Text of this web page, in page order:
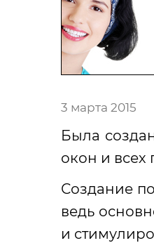
3 марта 2015
Была
окон и всех
Создание
ведь
и